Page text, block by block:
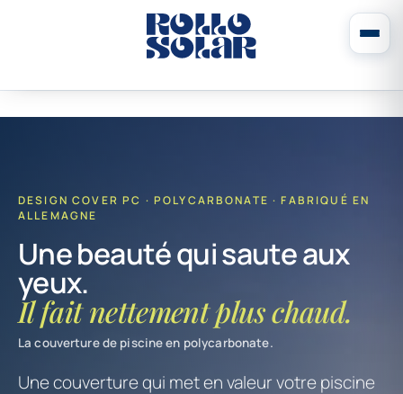
DESIGN COVER PC · POLYCARBONATE · FABRIQUÉ EN
ALLEMAGNE
Une beauté qui saute aux
yeux.
Il fait nettement plus chaud.
La couverture de piscine en polycarbonate.
Une couverture qui met en valeur votre piscine